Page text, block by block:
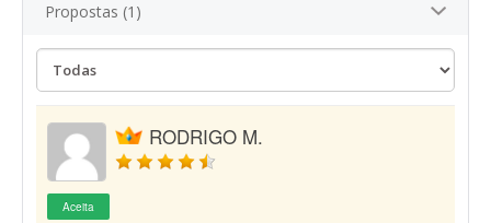
Propostas (1)
RODRIGO M.
Aceita